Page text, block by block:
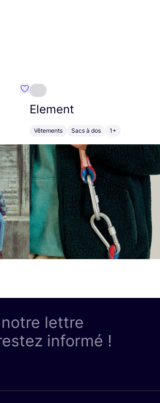
Préféré {nom}
Element
Vêtements Sacs à dos 1+
lettre
informé !